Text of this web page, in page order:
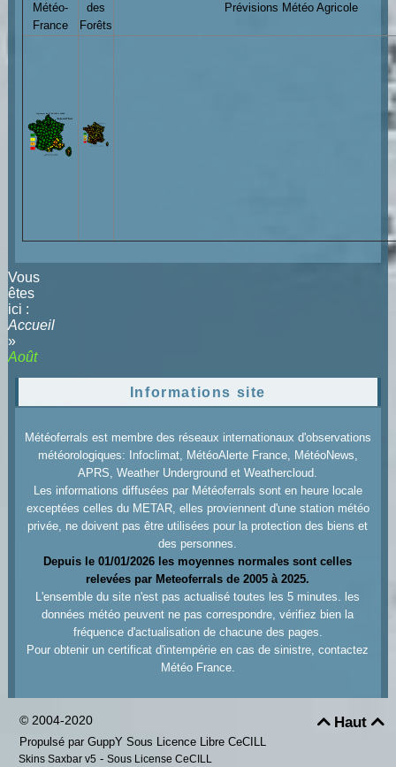
Météo-
France
des
Forêts
Prévisions Météo Agricole
Vous
êtes
ici :
Accueil
»
Août
Informations site
Météoferrals est membre des réseaux internationaux d'observations
météorologiques: Infoclimat, MétéoAlerte France, MétéoNews,
APRS, Weather Underground et Weathercloud.
Les informations diffusées par Météoferrals sont en heure locale
exceptées celles du METAR, elles proviennent d'une station météo
privée, ne doivent pas être utilisées pour la protection des biens et
des personnes.
Depuis le 01/01/2026 les moyennes normales sont celles
relevées par Meteoferrals de 2005 à 2025.
L'ensemble du site n'est pas actualisé toutes les 5 minutes. les
données météo peuvent ne pas correspondre, vérifiez bien la
fréquence d'actualisation de chacune des pages.
Pour obtenir un certificat d'intempérie en cas de sinistre, contactez
Météo France.
Haut
© 2004-2020
Propulsé par GuppY Sous Licence Libre CeCILL
Skins Saxbar v5 - Sous License CeCILL